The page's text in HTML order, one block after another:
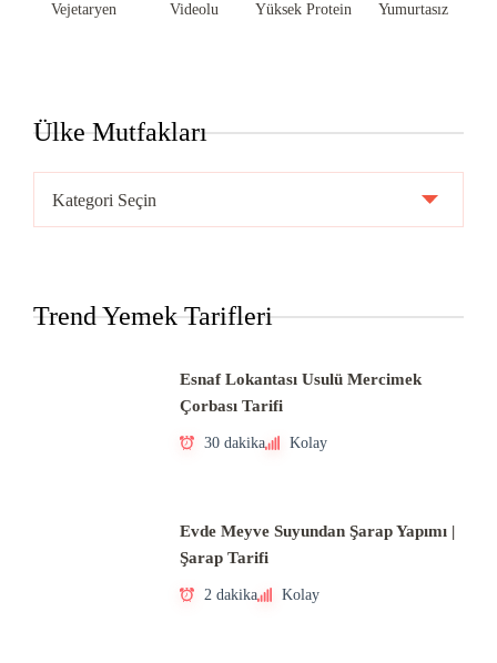
Vejetaryen Videolu Yüksek Protein Yumurtasız
Ülke Mutfakları
Mutfakları
Trend Yemek Tarifleri
Esnaf Lokantası Usulü Mercimek
Çorbası Tarifi
30 dakika Kolay
Evde Meyve Suyundan Şarap Yapımı |
Şarap Tarifi
2 dakika Kolay